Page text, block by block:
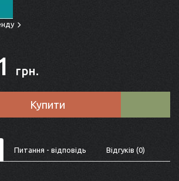
грн.
Купити
Питання - відповідь Відгуків (0)